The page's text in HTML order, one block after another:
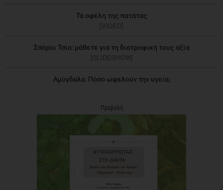
Τα οφέλη της πατάτας
[VIDEO]
Σπόροι Τσία: μάθετε για τη διατροφική τους αξία
[SLIDESHOW]
Αμύγδαλα: Πόσο ωφελούν την υγεία;
Προβολή